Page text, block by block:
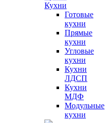
Кухни
Готовые
кухни
Прямые
кухни
Угловые
кухни
Кухни
ЛДСП
Кухни
МДФ
Модульные
кухни